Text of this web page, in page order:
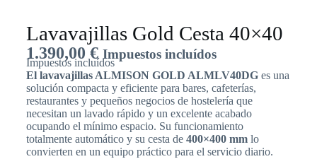
Lavavajillas Gold Cesta 40×40
1.390,00 € Impuestos incluídos
Impuestos incluídos
El lavavajillas ALMISON GOLD ALMLV40DGes una
solución compacta y eficiente para bares, cafeterías,
restaurantes y pequeños negocios de hostelería que
necesitan un lavado rápido y un excelente acabado
ocupando el mínimo espacio. Su funcionamiento
totalmente automático y su cesta de 400×400 mmlo
convierten en un equipo práctico para el servicio diario.